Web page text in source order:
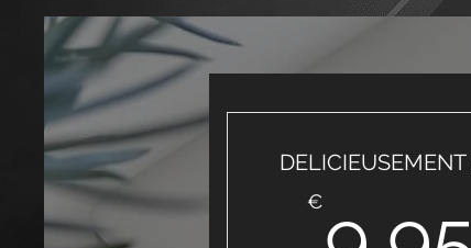
DELICIEUSEMENT
€